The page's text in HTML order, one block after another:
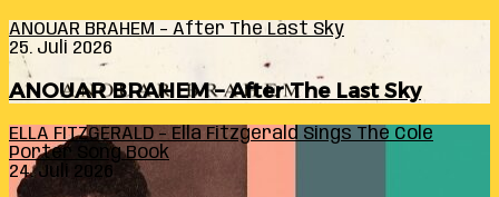
ANOUAR BRAHEM – After The Last Sky
25. Juli 2026
ANOUAR BRAHEM – After The Last Sky
ELLA FITZGERALD – Ella Fitzgerald Sings The Cole
Porter Song Book
24. Juli 2026